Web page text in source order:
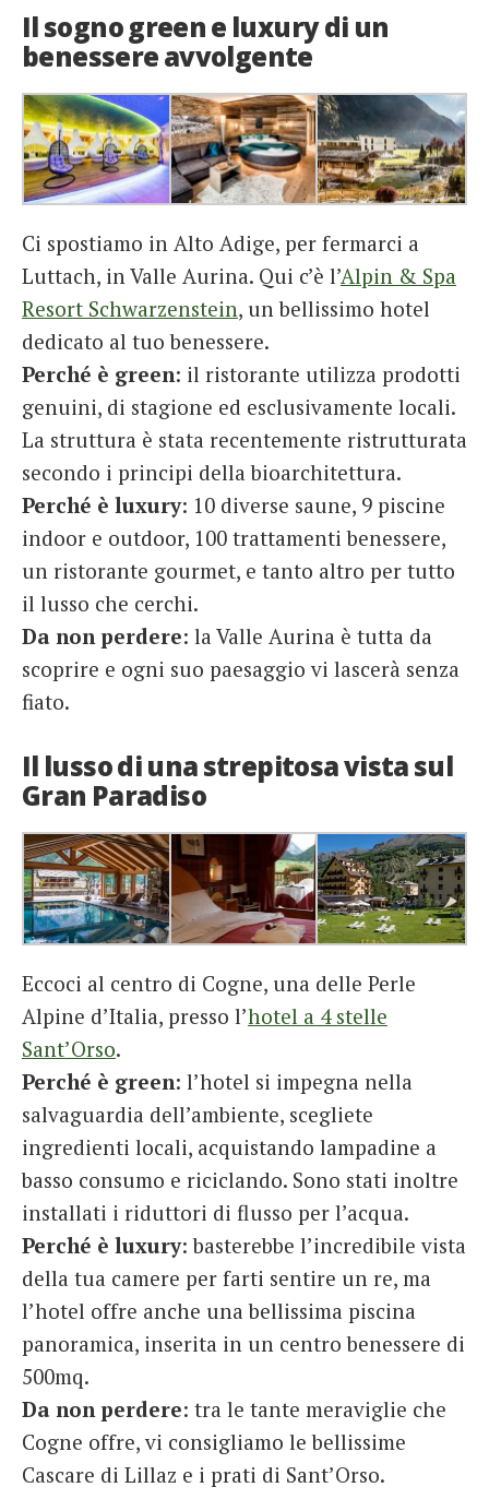
Il sogno green e luxury di un
benessere avvolgente
Ci spostiamo in Alto Adige, per fermarci a
Luttach, in Valle Aurina. Qui c’è l’Alpin & Spa
Resort Schwarzenstein, un bellissimo hotel
dedicato al tuo benessere.
Perché è green: il ristorante utilizza prodotti
genuini, di stagione ed esclusivamente locali.
La struttura è stata recentemente ristrutturata
secondo i principi della bioarchitettura.
Perché è luxury: 10 diverse saune, 9 piscine
indoor e outdoor, 100 trattamenti benessere,
un ristorante gourmet, e tanto altro per tutto
il lusso che cerchi.
Da non perdere: la Valle Aurina è tutta da
scoprire e ogni suo paesaggio vi lascerà senza
fiato.
Il lusso di una strepitosa vista sul
Gran Paradiso
Eccoci al centro di Cogne, una delle Perle
Alpine d’Italia, presso l’hotel a 4 stelle
Sant’Orso.
Perché è green: l’hotel si impegna nella
salvaguardia dell’ambiente, scegliete
ingredienti locali, acquistando lampadine a
basso consumo e riciclando. Sono stati inoltre
installati i riduttori di flusso per l’acqua.
Perché è luxury: basterebbe l’incredibile vista
della tua camere per farti sentire un re, ma
l’hotel offre anche una bellissima piscina
panoramica, inserita in un centro benessere di
500mq.
Da non perdere: tra le tante meraviglie che
Cogne offre, vi consigliamo le bellissime
Cascare di Lillaz e i prati di Sant’Orso.